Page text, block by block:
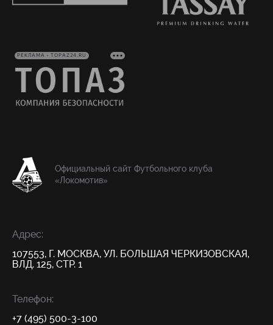
РЕКЛАМА • TOPAZ24.RU
Официальный сайт Футбольного клуба
«Локомотив»
Адрес:
107553, Г. МОСКВА, УЛ. БОЛЬШАЯ ЧЕРКИЗОВСКАЯ,
ВЛД. 125, СТР. 1
Телефон:
+7 (495) 500-3-100